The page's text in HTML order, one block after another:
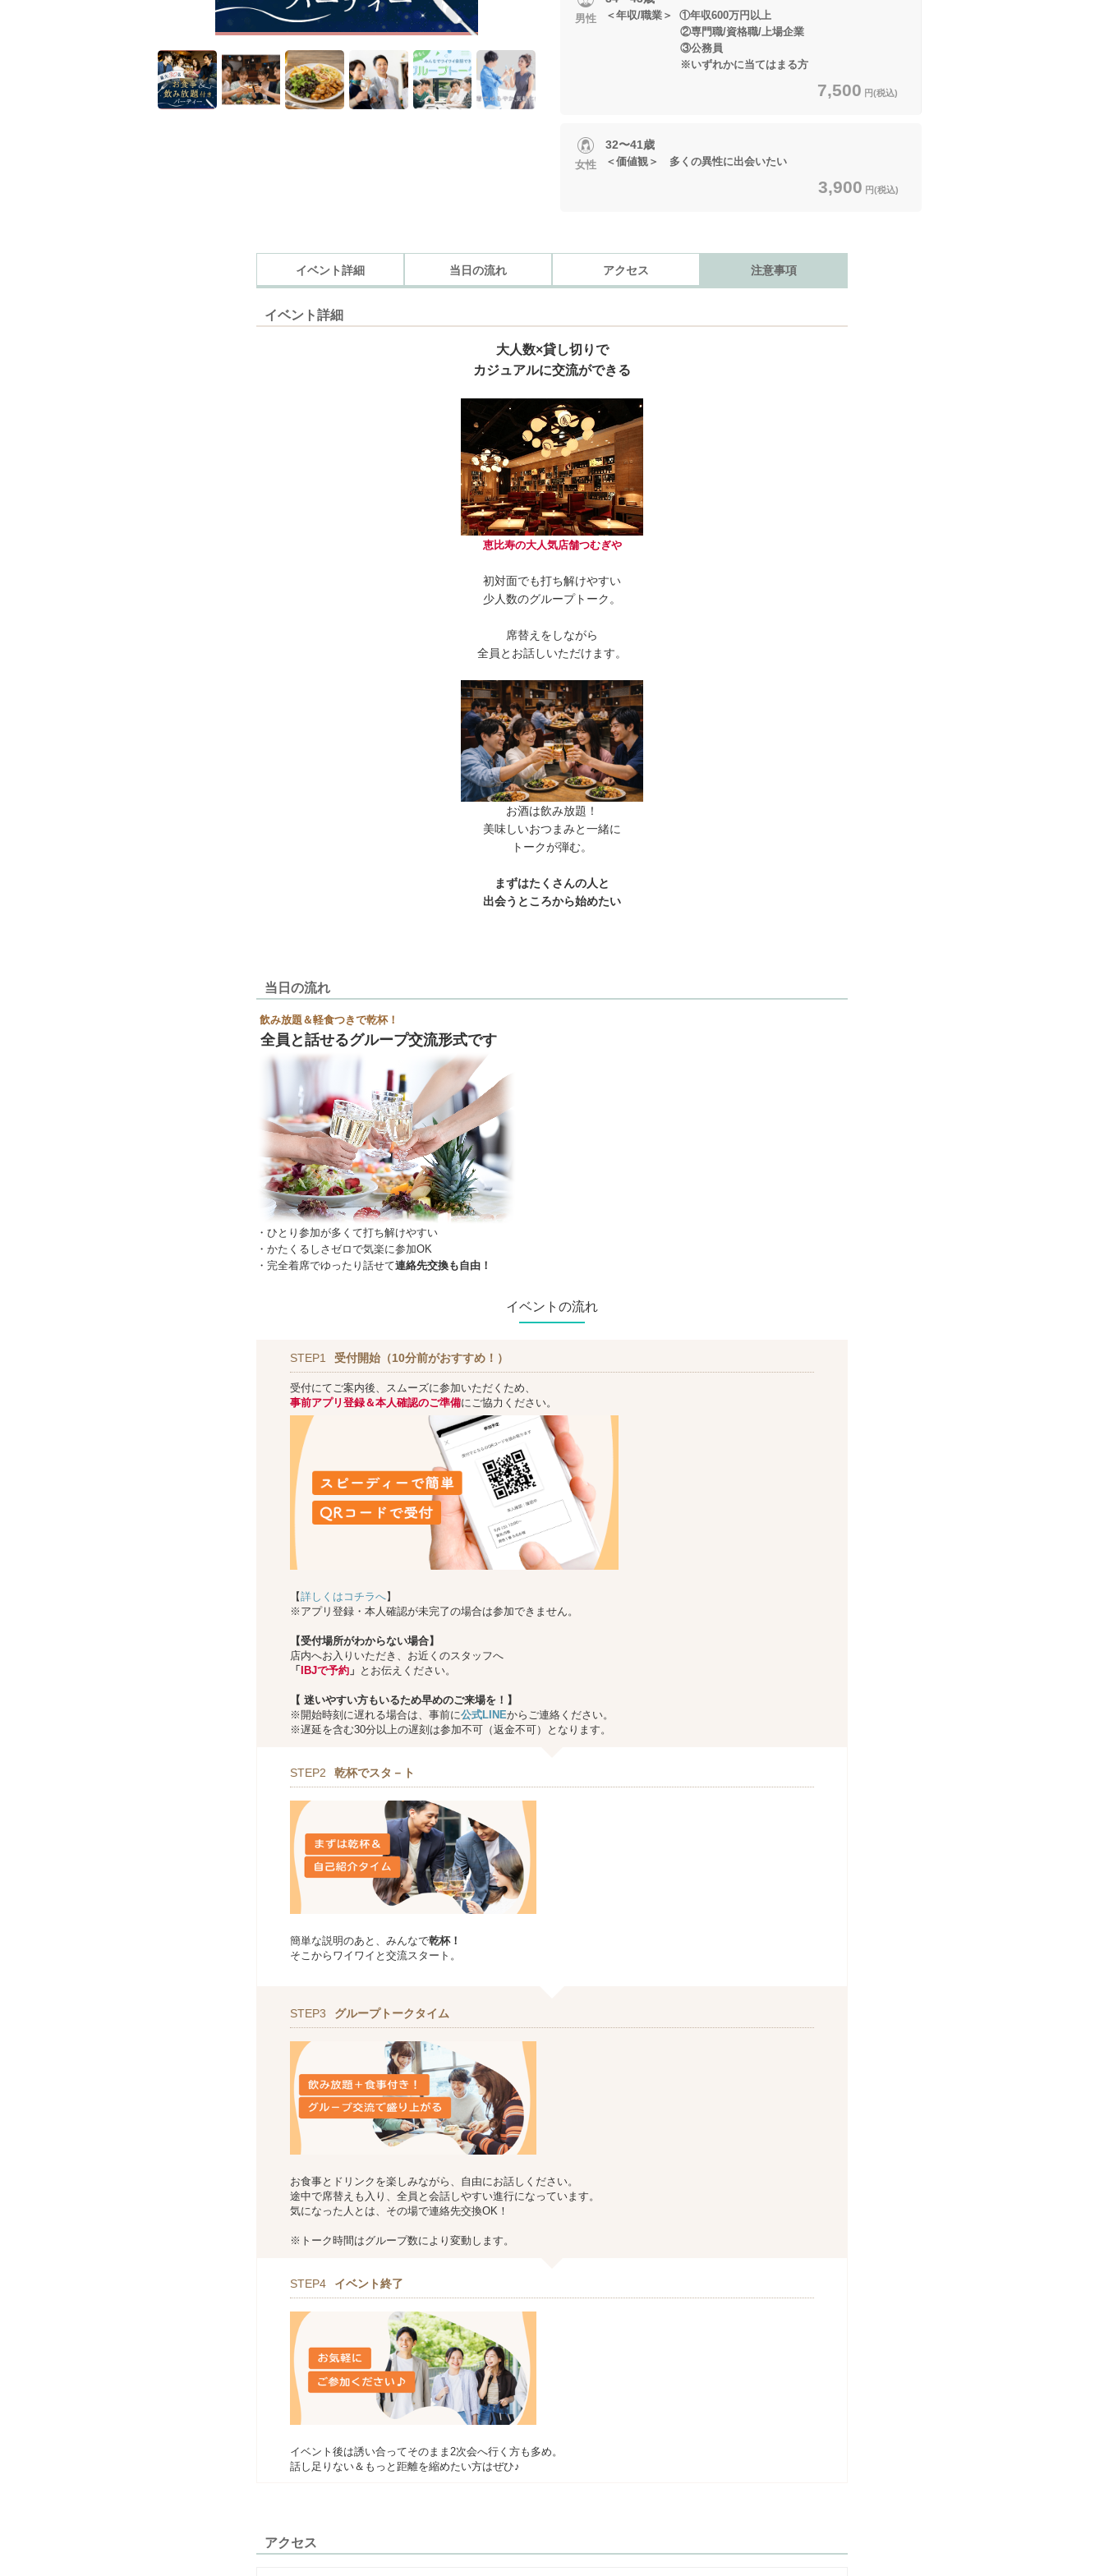
男性
＜年収/職業＞ ①年収600万円以上
②専門職/資格職/上場企業
③公務員
※いずれかに当てはまる方
7,500 円(税込)
女性
32〜41歳
＜価値観＞ 多くの異性に出会いたい
3,900 円(税込)
イベント詳細 当日の流れ アクセス 注意事項
イベント詳細
大人数×貸し切りで
カジュアルに交流ができる
恵比寿の大人気店舗つむぎや
初対面でも打ち解けやすい
少人数のグループトーク。
席替えをしながら
全員とお話しいただけます。
お酒は飲み放題！
美味しいおつまみと一緒に
トークが弾む。
まずはたくさんの人と
出会うところから始めたい
当日の流れ
飲み放題＆軽食つきで乾杯！
全員と話せるグループ交流形式です
・ひとり参加が多くて打ち解けやすい
・かたくるしさゼロで気楽に参加OK
・完全着席でゆったり話せて連絡先交換も自由！
イベントの流れ
STEP1 受付開始（10分前がおすすめ！）
受付にてご案内後、スムーズに参加いただくため、
事前アプリ登録＆本人確認のご準備にご協力ください。
【詳しくはコチラへ】
※アプリ登録・本人確認が未完了の場合は参加できません。
【受付場所がわからない場合】
店内へお入りいただき、お近くのスタッフへ
「
IBJで予約 」 とお伝えください。
【 迷いやすい方もいるため早めのご来場を！】
※開始時刻に遅れる場合は、事前に公式LINEからご連絡ください。
※遅延を含む30分以上の遅刻は参加不可（返金不可）となります。
STEP2 乾杯でスタ－ト
簡単な説明のあと、みんなで乾杯！
そこからワイワイと交流スタート。
STEP3 グループトークタイム
お食事とドリンクを楽しみながら、自由にお話しください。
途中で席替えも入り、全員と会話しやすい進行になっています。
気になった人とは、その場で連絡先交換OK！
※トーク時間はグループ数により変動します。
STEP4 イベント終了
イベント後は誘い合ってそのまま2次会へ行く方も多め。
話し足りない＆もっと距離を縮めたい方はぜひ♪
アクセス